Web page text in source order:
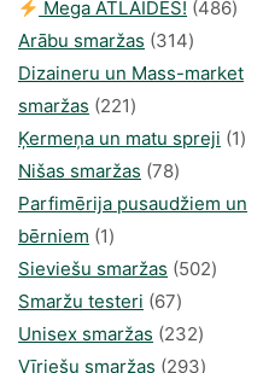
Mega ATLAIDES! 486486
Arābu smaržas 314314
produkti
Dizaineru un Mass-market
smaržas 221221
produkts
Ķermeņa un matu spreji 11
Nišas smaržas 7878
produkts
Parfimērija pusaudžiem un
bērniem 11
produkti
Sieviešu smaržas 502502
Smaržu testeri 6767
produkts
Unisex smaržas 232232
produkts
Vīriešu smaržas 293293